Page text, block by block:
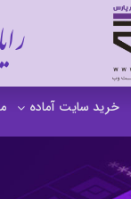
خرید سایت آماده
خرید سایت گردشگری